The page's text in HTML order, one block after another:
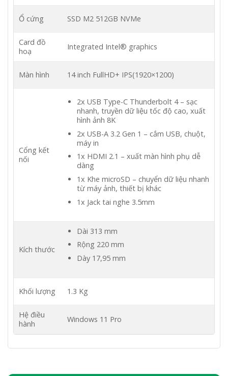
Ổ cứng SSD M2 512GB NVMe
Card đồ
hoạ
Integrated Intel® graphics
Màn hình 14 inch FullHD+ IPS(1920×1200)
Cổng kết
nối
2x USB Type-C Thunderbolt 4 – sạc
nhanh, truyền dữ liệu tốc độ cao, xuất
hình ảnh 8K
2x USB-A 3.2 Gen 1 – cắm USB, chuột,
máy in
1x HDMI 2.1 – xuất màn hình phụ dễ
dàng
1x Khe microSD – chuyển dữ liệu nhanh
từ máy ảnh, thiết bị khác
1x Jack tai nghe 3.5mm
Kích thước
Dài 313 mm
Rộng 220 mm
Dày 17,95 mm
Khối lượng 1.3 Kg
Hệ điều
hành
Windows 11 Pro